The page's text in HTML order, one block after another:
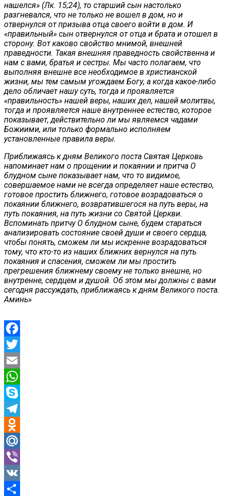
нашелся» (Лк. 15;24), то старший сын настолько
разгневался, что не только не вошел в дом, но и
отвернулся от призыва отца своего войти в дом. И
«правильный» сын отвернулся от отца и брата и отошел в
сторону. Вот каково свойство мнимой, внешней
праведности. Такая внешняя праведность свойственна и
нам с вами, братья и сестры. Мы часто полагаем, что
выполняя внешне все необходимое в христианской
жизни, мы тем самым угождаем Богу, а когда какое-либо
дело обличает нашу суть, тогда и проявляется
«правильность» нашей веры, наших дел, нашей молитвы,
тогда и проявляется наше внутреннее естество, которое
показывает, действительно ли мы являемся чадами
Божиими, или только формально исполняем
установленные правила веры.
Приближаясь к дням Великого поста Святая Церковь
напоминает нам о прощении и покаянии и притча О
блудном сыне показывает нам, что то видимое,
совершаемое нами не всегда определяет наше естество,
готовое простить ближнего, готовое возрадоваться о
покаянии ближнего, возвратившегося на путь веры, на
путь покаяния, на путь жизни со Святой Церкви.
Вспоминать притчу О блудном сыне, будем стараться
анализировать состояние своей души и своего сердца,
чтобы понять, сможем ли мы искренне возрадоваться
тому, что кто-то из наших ближних вернулся на путь
покаяния и спасения, сможем ли мы простить
прегрешения ближнему своему не только внешне, но
внутренне, сердцем и душой. Об этом мы должны с вами
сегодня рассуждать, приближаясь к дням Великого поста.
Аминь»
Facebook
Twitter
Email
WhatsApp
Skype
Telegram
Odnoklassniki
Mail.Ru
Viber
VK